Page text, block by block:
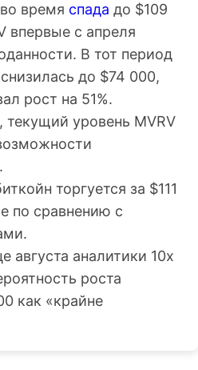
время спада до $109
впервые с апреля
В тот период
до $74 000,
рост на 51%.
текущий уровень MVRV
торгуется за $111
по сравнению с
августа аналитики 10x
роста
как «крайне